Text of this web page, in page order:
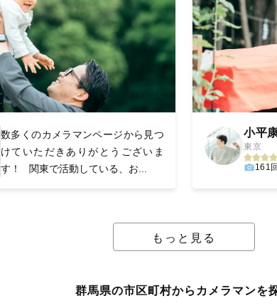
数多くのカメラマンページから見つ
けていただきありがとうございま
す！ 関東で活動している、お...
小平
東京
161
もっと見る
群馬県の市区町村からカメラマンを